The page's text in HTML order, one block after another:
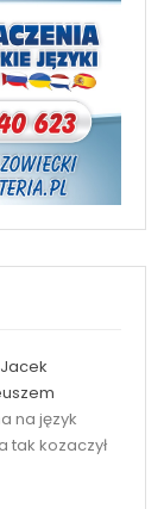
na język
tak kozaczył